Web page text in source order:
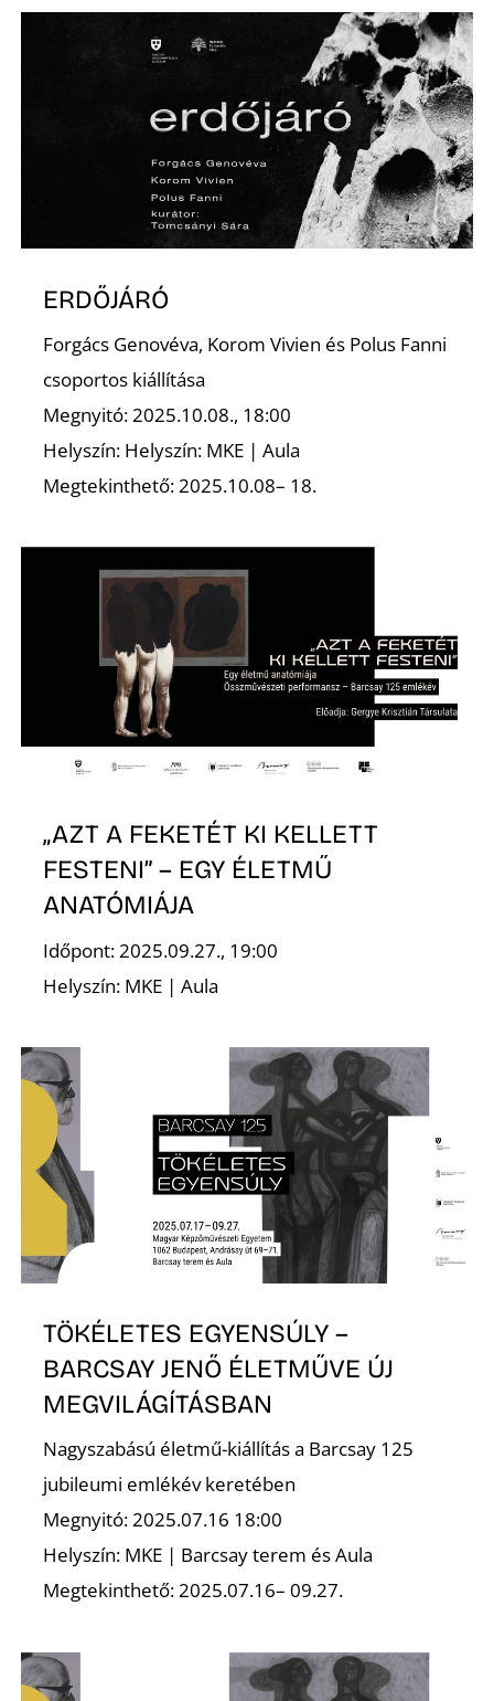
ERDŐJÁRÓ
Forgács Genovéva, Korom Vivien és Polus Fanni
csoportos kiállítása
Megnyitó: 2025.10.08., 18:00
Helyszín: Helyszín: MKE | Aula
Megtekinthető: 2025.10.08– 18.
„AZT A FEKETÉT KI KELLETT
FESTENI” – EGY ÉLETMŰ
ANATÓMIÁJA
Időpont: 2025.09.27., 19:00
Helyszín: MKE | Aula
TÖKÉLETES EGYENSÚLY –
BARCSAY JENŐ ÉLETMŰVE ÚJ
MEGVILÁGÍTÁSBAN
Nagyszabású életmű-kiállítás a Barcsay 125
jubileumi emlékév keretében
Megnyitó: 2025.07.16 18:00
Helyszín: MKE | Barcsay terem és Aula
Megtekinthető: 2025.07.16– 09.27.